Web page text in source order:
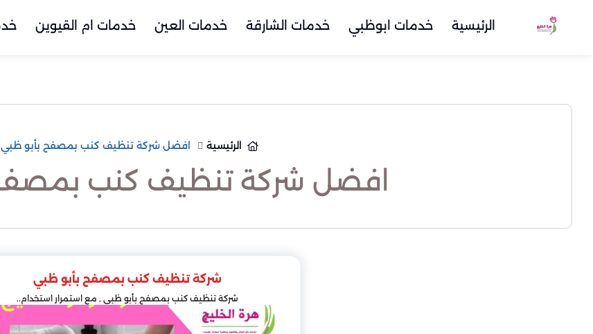
الرئيسية خدمات ابوظبي خدمات الشارقة خدمات العين خدمات ام القيوين
الرئيسية افضل شركة تنظيف كنب بمصفح بأبو ظبي
افضل شركة تنظيف كنب
شركة تنظيف كنب بمصفح بأبو ظبي
شركة تنظيف كنب بمصفح بأبو ظبي , مع استمرار استخدام..